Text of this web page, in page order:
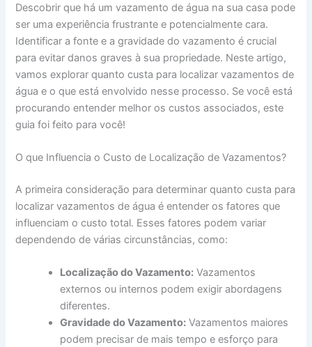
Descobrir que há um vazamento de água na sua casa pode
ser uma experiência frustrante e potencialmente cara.
Identificar a fonte e a gravidade do vazamento é crucial
para evitar danos graves à sua propriedade. Neste artigo,
vamos explorar quanto custa para localizar vazamentos de
água e o que está envolvido nesse processo. Se você está
procurando entender melhor os custos associados, este
guia foi feito para você!
O que Influencia o Custo de Localização de Vazamentos?
A primeira consideração para determinar quanto custa para
localizar vazamentos de água é entender os fatores que
influenciam o custo total. Esses fatores podem variar
dependendo de várias circunstâncias, como:
Localização do Vazamento: Vazamentos
externos ou internos podem exigir abordagens
diferentes.
Gravidade do Vazamento: Vazamentos maiores
podem precisar de mais tempo e esforço para